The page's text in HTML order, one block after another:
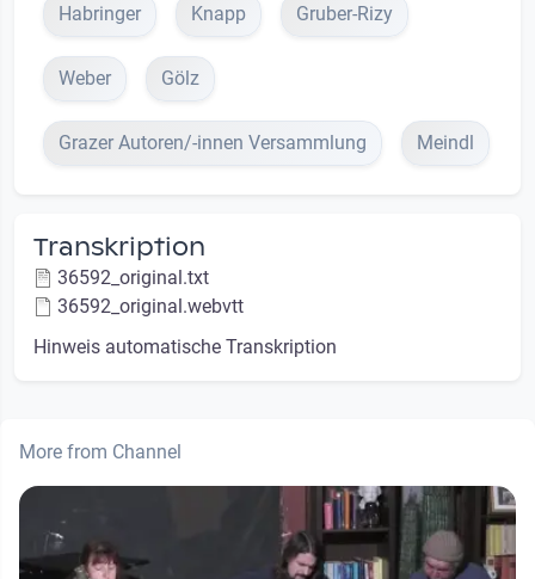
Habringer Knapp Gruber-Rizy
Weber Gölz
Grazer Autoren/-innen Versammlung Meindl
Transkription
36592_original.txt
36592_original.webvtt
Hinweis automatische Transkription
More from Channel